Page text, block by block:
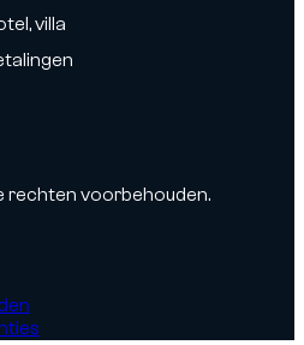
villa
rechten voorbehouden.